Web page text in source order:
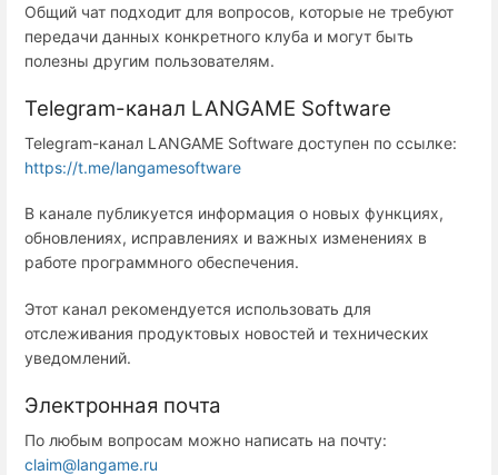
Общий чат подходит для вопросов, которые не требуют
передачи данных конкретного клуба и могут быть
полезны другим пользователям.
Telegram-канал LANGAME Software
Telegram-канал LANGAME Software доступен по ссылке:
https://t.me/langamesoftware
В канале публикуется информация о новых функциях,
обновлениях, исправлениях и важных изменениях в
работе программного обеспечения.
Этот канал рекомендуется использовать для
отслеживания продуктовых новостей и технических
уведомлений.
Электронная почта
По любым вопросам можно написать на почту:
claim@langame.ru